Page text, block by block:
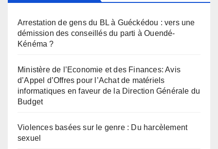
Arrestation de gens du BL à Guéckédou : vers une
démission des conseillés du parti à Ouendé-
Kénéma ?
Ministère de l’Economie et des Finances: Avis
d’Appel d’Offres pour l’Achat de matériels
informatiques en faveur de la Direction Générale du
Budget
Violences basées sur le genre : Du harcèlement
sexuel